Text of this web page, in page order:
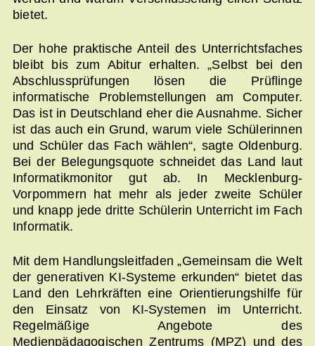
bietet.
Der hohe praktische Anteil des Unterrichtsfaches
bleibt bis zum Abitur erhalten. „Selbst bei den
Abschlussprüfungen lösen die Prüflinge
informatische Problemstellungen am Computer.
Das ist in Deutschland eher die Ausnahme. Sicher
ist das auch ein Grund, warum viele Schülerinnen
und Schüler das Fach wählen“, sagte Oldenburg.
Bei der Belegungsquote schneidet das Land laut
Informatikmonitor gut ab. In Mecklenburg-
Vorpommern hat mehr als jeder zweite Schüler
und knapp jede dritte Schülerin Unterricht im Fach
Informatik.
Mit dem Handlungsleitfaden „Gemeinsam die Welt
der generativen KI-Systeme erkunden“ bietet das
Land den Lehrkräften eine Orientierungshilfe für
den Einsatz von KI-Systemen im Unterricht.
Regelmäßige Angebote des
Medienpädagogischen Zentrums (MPZ) und des